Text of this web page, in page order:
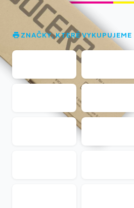
ZNAČKY, KTERÉ VYKUPUJEME